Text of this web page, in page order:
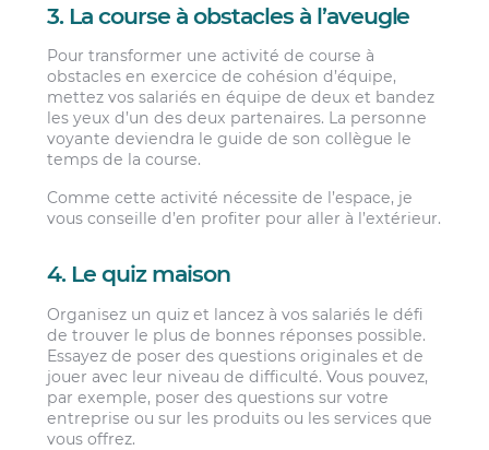
3. La course à obstacles à l’aveugle
Pour transformer une activité de course à
obstacles en exercice de cohésion d’équipe,
mettez vos salariés en équipe de deux et bandez
les yeux d’un des deux partenaires. La personne
voyante deviendra le guide de son collègue le
temps de la course.
Comme cette activité nécessite de l’espace, je
vous conseille d’en profiter pour aller à l’extérieur.
4. Le quiz maison
Organisez un quiz et lancez à vos salariés le défi
de trouver le plus de bonnes réponses possible.
Essayez de poser des questions originales et de
jouer avec leur niveau de difficulté. Vous pouvez,
par exemple, poser des questions sur votre
entreprise ou sur les produits ou les services que
vous offrez.